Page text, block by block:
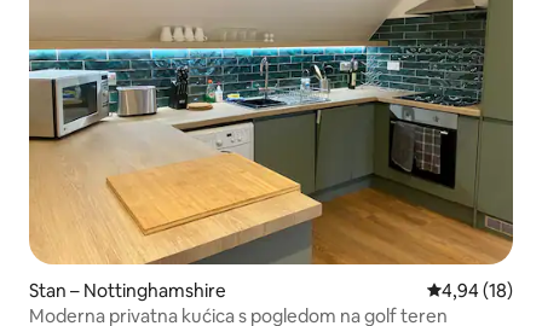
Stan – Nottinghamshire Prosječna
4,94 (18)
Moderna privatna kućica s pogledom na golf teren